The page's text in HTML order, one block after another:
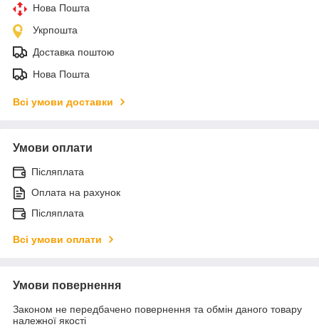
Нова Пошта
Укрпошта
Доставка поштою
Нова Пошта
Всі умови доставки
Умови оплати
Післяплата
Оплата на рахунок
Післяплата
Всі умови оплати
Умови повернення
Законом не передбачено повернення та обмін даного товару
належної якості